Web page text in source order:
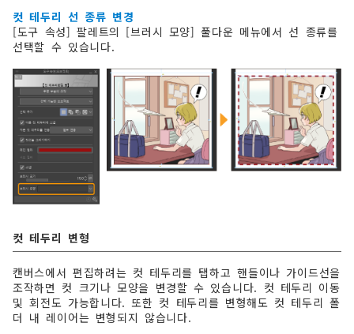
컷 테두리 선 종류 변경
[도구 속성] 팔레트의 [브러시 모양] 풀다운 메뉴에서 선 종류를
선택할 수 있습니다.
컷 테두리 변형
캔버스에서 편집하려는 컷 테두리를 탭하고 핸들이나 가이드선을
조작하면 컷 크기나 모양을 변경할 수 있습니다. 컷 테두리 이동
및 회전도 가능합니다. 또한 컷 테두리를 변형해도 컷 테두리 폴
더 내 레이어는 변형되지 않습니다.